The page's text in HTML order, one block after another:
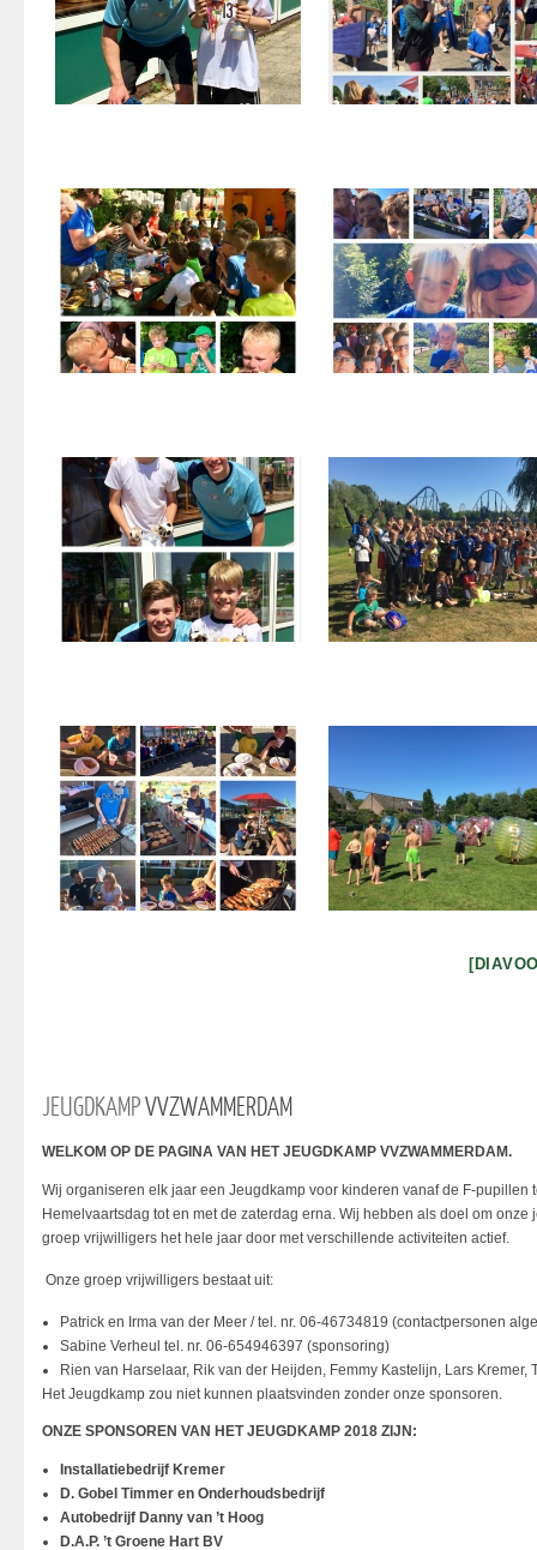
JEUGDKAMPVVZWAMMERDAM
WELKOM OP DE PAGINA VAN HET JEUGDKAMP VVZWAMMERDAM.
Wij organiseren elk jaar een Jeugdkamp voor kinderen vanaf de F-
Hemelvaartsdag tot en met de zaterdag erna. Wij hebben als doel om
groep vrijwilligers het hele jaar door met verschillende activiteiten actief.
Onze groep vrijwilligers bestaat uit:
Patrick en Irma van der Meer / tel. nr. 06-46734819 (contactpersonen
Sabine Verheul tel. nr. 06-654946397 (sponsoring)
Rien van Harselaar, Rik van der Heijden, Femmy Kastelijn, Lars
Het Jeugdkamp zou niet kunnen plaatsvinden zonder onze sponsoren.
ONZE SPONSOREN VAN HET JEUGDKAMP 2018 ZIJN:
Installatiebedrijf Kremer
D. Gobel Timmer en Onderhoudsbedrijf
Autobedrijf Danny van ’t Hoog
D.A.P. ’t Groene Hart BV